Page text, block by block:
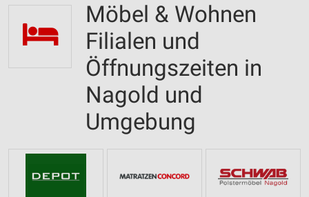
Möbel & Wohnen
Filialen und
Öffnungszeiten in
Nagold und
Umgebung